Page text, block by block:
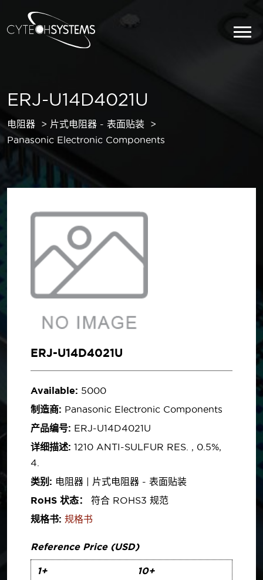
ERJ-U14D4021U
电阻器
片式电阻器 - 表面贴装
Panasonic Electronic Components
ERJ-U14D4021U
Available: 5000
制造商: Panasonic Electronic Components
产品编号: ERJ-U14D4021U
详细描述: 1210 ANTI-SULFUR RES. , 0.5%,
4.
类别: 电阻器 | 片式电阻器 - 表面贴装
RoHS 状态：
符合 ROHS3 规范
规格书: 规格书
Reference Price (USD)
1+
10+